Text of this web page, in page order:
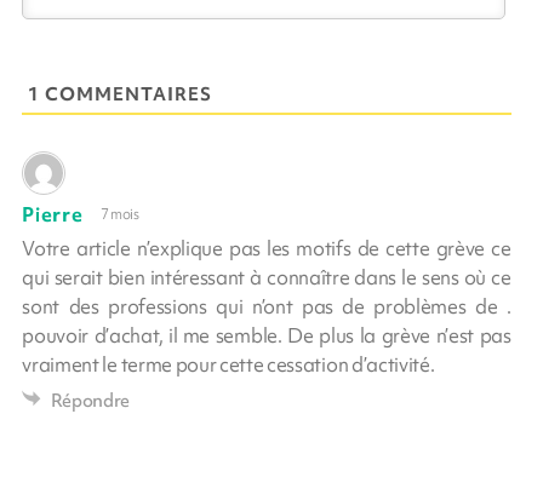
1 COMMENTAIRES
Pierre 7 mois
Votre article n’explique pas les motifs de cette grève ce
qui serait bien intéressant à connaître dans le sens où ce
sont des professions qui n’ont pas de problèmes de .
pouvoir d’achat, il me semble. De plus la grève n’est pas
vraiment le terme pour cette cessation d’activité.
Répondre